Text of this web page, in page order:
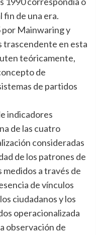
fin de una era.
por Mainwaring y
trascendente en esta
teóricamente,
de
de partidos
indicadores
de las cuatro
consideradas
de los patrones de
a través de
de vínculos
ciudadanos y los
operacionalizada
observación de